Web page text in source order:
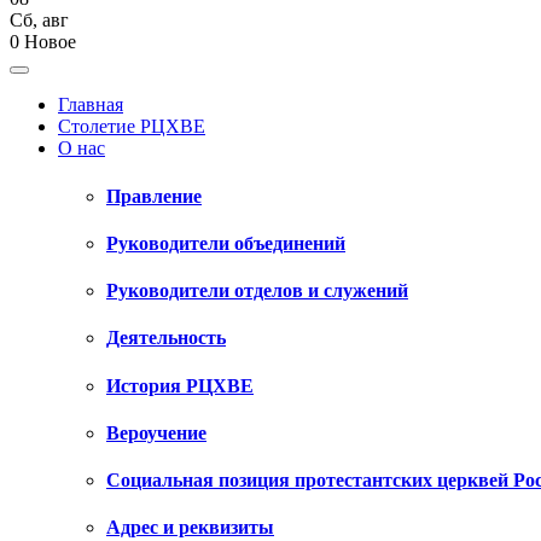
Сб, авг
0 Новое
Главная
Столетие РЦХВЕ
О нас
Правление
Руководители объединений
Руководители отделов и служений
Деятельность
История РЦХВЕ
Вероучение
Социальная позиция протестантских церквей
Адрес и реквизиты